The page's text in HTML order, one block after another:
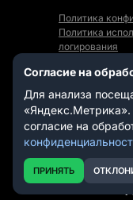
Политика
Политика
логирования
Мы в
Согласие на
Для анализа
согласие на
ПРИНЯТЬ